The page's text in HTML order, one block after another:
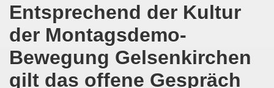
Entsprechend der Kultur
der Montagsdemo-
Bewegung Gelsenkirchen
gilt das offene Gespräch
am 11.02.2019 - antifaschistische Demonstration
701. Montagsdemonstration Gelsenkirchen
stärken - jetzt erst recht!
wünscht allen Freundinnen und wünscht allen